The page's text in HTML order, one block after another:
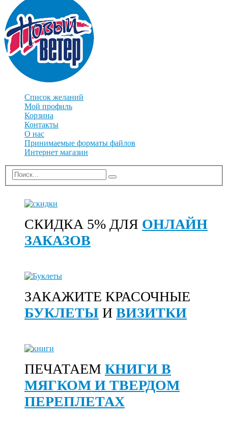
Список желаний
Мой профиль
Корзина
Контакты
О нас
Принимаемые форматы файлов
Интернет магазин
СКИДКА 5% ДЛЯ ОНЛАЙН
ЗАКАЗОВ
ЗАКАЖИТЕ КРАСОЧНЫЕ
БУКЛЕТЫ И ВИЗИТКИ
ПЕЧАТАЕМ КНИГИ В
МЯГКОМ И ТВЕРДОМ
ПЕРЕПЛЕТАХ